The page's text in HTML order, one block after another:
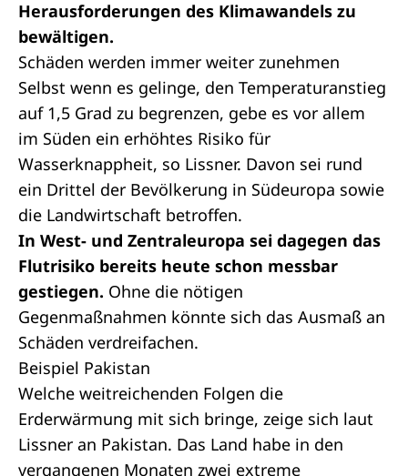
Herausforderungen des Klimawandels zu
bewältigen.
Schäden werden immer weiter zunehmen
Selbst wenn es gelinge, den Temperaturanstieg
auf 1,5 Grad zu begrenzen, gebe es vor allem
im Süden ein erhöhtes Risiko für
Wasserknappheit, so Lissner. Davon sei rund
ein Drittel der Bevölkerung in Südeuropa sowie
die Landwirtschaft betroffen.
In West- und Zentraleuropa sei dagegen das
Flutrisiko bereits heute schon messbar
gestiegen. Ohne die nötigen
Gegenmaßnahmen könnte sich das Ausmaß an
Schäden verdreifachen.
Beispiel Pakistan
Welche weitreichenden Folgen die
Erderwärmung mit sich bringe, zeige sich laut
Lissner an Pakistan. Das Land habe in den
vergangenen Monaten zwei extreme